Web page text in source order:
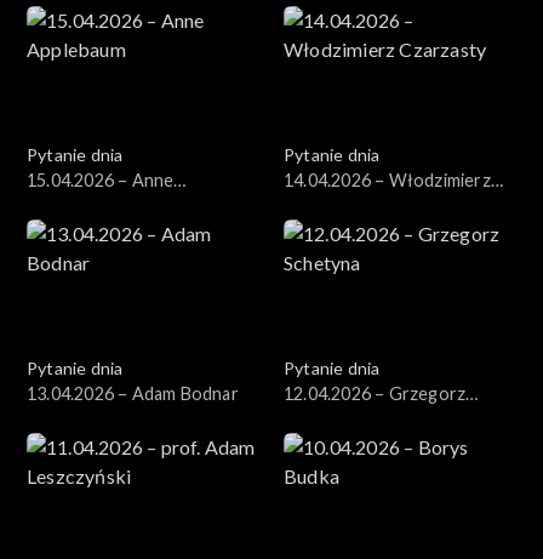
Pytanie dnia
15.04.2026 – Anne
Pytanie dnia
14.04.2026 – Włodzimierz
Pytanie dnia
13.04.2026 – Adam Bodnar
Pytanie dnia
12.04.2026 – Grzegorz